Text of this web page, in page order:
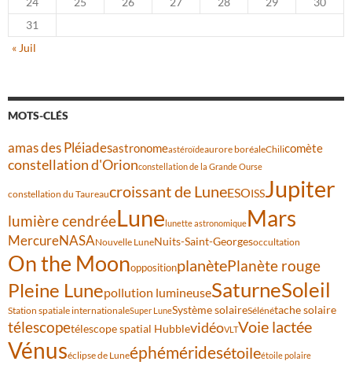
31
« Juil
MOTS-CLÉS
amas des Pléiadesastronomeastéroïdeaurore boréaleChilicomète
constellation d'Orionconstellation de la Grande Ourse
constellation du Taureaucroissant de LuneESOISSJupiter
lumière cendréeLune lunette astronomiqueMars
MercureNASANouvelle LuneNuits-Saint-Georgesoccultation
On the MoonoppositionplanètePlanète rouge
Pleine Lunepollution lumineuseSaturneSoleil
Station spatiale internationaleSuper LuneSystème solaireSélénétache solaire
télescopetélescope spatial HubblevidéoVLTVoie lactée
Vénuséclipse de Luneéphéméridesétoileétoile polaire